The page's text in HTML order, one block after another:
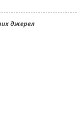
джерел